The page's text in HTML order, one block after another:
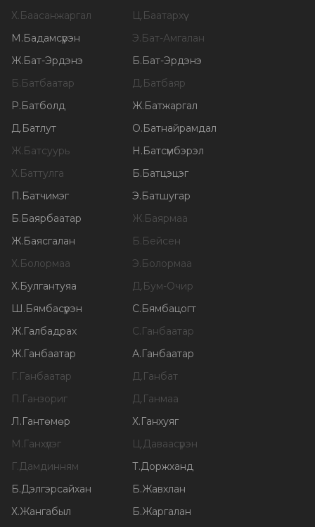
Х.Баасанжаргал Ц.Баатархүү
М.Бадамсүрэн Э.Бат-Амгалан
Ж.Бат-Эрдэнэ Б.Бат-Эрдэнэ
Б.Батбаатар Д.Батбаяр
Р.Батболд Ж.Батжаргал
Д.Батлут О.Батнайрамдал
Ж.Батсуурь Н.Батсүмбэрэл
Х.Баттулга Б.Батцэцэг
П.Батчимэг Э.Батшугар
Б.Баярбаатар Ж.Баярмаа
Ж.Баясгалан Б.Бейсен
Х.Болормаа Э.Болормаа
Х.Булгантуяа Д.Бум-Очир
Ш.Бямбасүрэн С.Бямбацогт
Ж.Галбадрах С.Ганбаатар
Ж.Ганбаатар А.Ганбаатар
Г.Ганбаатар Д.Ганбат
П.Ганзориг Д.Ганмаа
Л.Гантөмөр Х.Ганхуяг
М.Ганхүлэг Ц.Даваасүрэн
Г.Дамдинням Т.Доржханд
Б.Дэлгэрсайхан Б.Жавхлан
Х.Жангабыл Б.Жаргалан